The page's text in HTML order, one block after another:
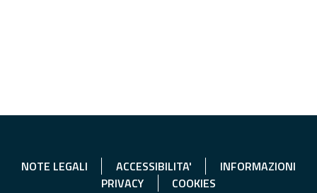
NOTE LEGALI ACCESSIBILITA'
INFORMAZIONI
PRIVACY
COOKIES